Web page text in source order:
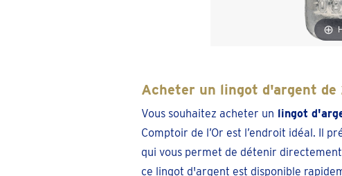
Acheter un lingot d'argent de
Vous souhaitez acheter un lingot
Comptoir de l’Or est l’endroit idéal. Il
qui vous permet de détenir
ce lingot d'argent est disponible